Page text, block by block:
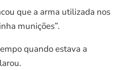
que a arma utilizada nos
munições”.
quando estava a